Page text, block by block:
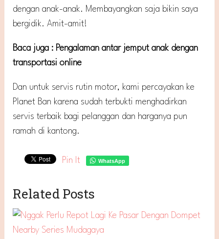
dengan anak-anak. Membayangkan saja bikin saya
bergidik. Amit-amit!
Baca juga : Pengalaman antar jemput anak dengan
transportasi online
Dan untuk servis rutin motor, kami percayakan ke
Planet Ban karena sudah terbukti menghadirkan
servis terbaik bagi pelanggan dan harganya pun
ramah di kantong.
Pin It WhatsApp
Related Posts